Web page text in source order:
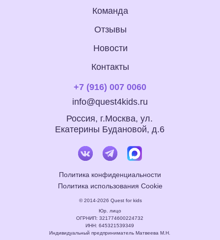
Политика конфиденциальности
Политика использования Cookie
info@quest4kids.ru
+7 (916) 007 0060
Россия, г.Москва, ул.
Екатерины Будановой, д.6
© 2014-2026 Quest for kids
Новости
Отзывы
Команда
Контакты
Юр. лицо
ОГРНИП: 321774600224732
ИНН: 645321539349
Индивидуальный предприниматель Матвеева М.Н.